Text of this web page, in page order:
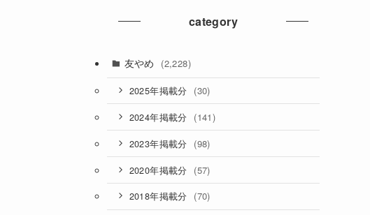
category
友やめ (2,228)
2025年掲載分 (30)
2024年掲載分 (141)
2023年掲載分 (98)
2020年掲載分 (57)
2018年掲載分 (70)